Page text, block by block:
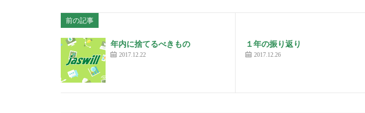
前の記事
年内に捨てるべきもの
2017.12.22
１年の振り返り
2017.12.26